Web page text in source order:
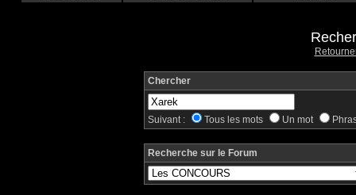
Chercher
Suivant : Tous les mots Un mot
Recherche sur le Forum